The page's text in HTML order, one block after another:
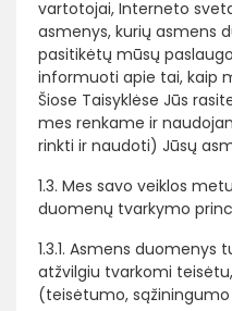
vartotojai, Interneto
asmenys, kurių asmens
pasitikėtų mūsų
informuoti apie tai, kaip
Šiose Taisyklėse Jūs
mes renkame ir
rinkti ir naudoti) Jūsų
1.3. Mes savo veiklos
duomenų tvarkymo
1.3.1. Asmens
atžvilgiu tvarkomi
(teisėtumo,